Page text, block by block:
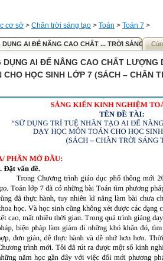
cơ sở > Chân trời sáng tạo > Toán > Toán 7 >
DỤNG AI ĐỂ NÂNG CAO CHẤT ... TRỜI SÁNG TẠO)
DỤNG AI ĐỂ NÂNG CAO CHẤT LƯỢNG
CHO HỌC SINH LỚP 7 (SÁCH – CHÂN